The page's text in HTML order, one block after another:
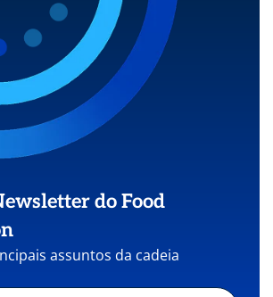
do Food
assuntos da cadeia